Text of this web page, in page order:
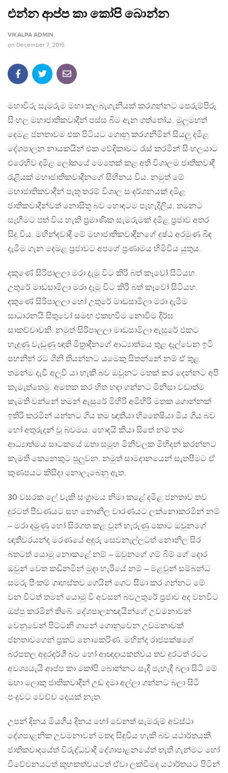
එන්න ආප්ප කා කෝපි බොන්න
VIKALPA ADMIN
on December 7, 2015
මහාවිරු සැමරුම මහා කලබැගැනියක් කරගන්නට පෙරුම්පිරූ
සිංහල මහාජාතිකවාදීන් පස්ස බිම ඇන ගත්තෝය. මුලුමහත්
දෙමළ ජනතාවම එක පිටියට ගොනු කරගනිමින් සියලු දමිළ
දේශපාලන නායකයින් එක වේදිකාවට ‍රැස් කරමින් සිංහලයාට
එරෙහිව දමිළ ලෝකයේ මෙතෙක් කළ අති විශාලම ජාතිකවාදී
‍රැළියක් මහාජාතිකවාදීනගේ සිහිනය විය. නමුත් මේ
මහාජාතිකවාදීන් පැතූ තරම් විශාල සංදර්ශනයක් දමිළ
ජාතිකවාදීන්වත් නොසිතූ බව හොඳටම පැහැදිලිය. තමනට
සෑහීමට පත් විය හැකි ප්‍රමාණික සැමරුමක් දමිළ ප්‍රජාව අතර
සිදු විය. මහින්දවාදී මේ මහාජාතිකවාදීනගේ දුෂ්ඨ අරමුණ බිඳ
දැමීම ගැන දෙමළ ප්‍රජාවට අපගේ ප්‍රණාමය හිමිවිය යුතුය.
දකුණේ සිරිපාලලා මරා දැමූ විට කිරි බත් කෑවෝ සිටියහ.
උතුරේ මාඩසාමිලා මරා දෑමූ විට කිරි බත් කෑවෝ සිටියහ.
දකුණේ සිරිපාලලා හෝ උතුරේ මාඩසාමිලා මරා දැමීම
සාධාරනයි සිතුවෝ සමඟ එකඟවීම නොවීම දීර්ඝ
සාකච්චාවකි. නමුත් සිරිපාලලා මාඩසාමිලා ඇසුරේ එකට
හැදුණු වැඩුණු ඥාති මිත්‍රාදීනගේ ආධ්‍යාත්මය තුළ දැල්වෙන ඉටි
පහනින් රට ගිනි තියන්නට යමෙකු සිතන්නේ නම් ඒ තුළ
තමන්ම දැවී අලුවී යා හැකි බව ඔවුනට මතක් කර දෙන්නට අපි
කැමැත්තෙමු. අමතක කර හිත හදා ගන්නට මිනිසා වඩාත්ම
කැමති වන්නේ තමන් ඇසුරේ මිහිරි අමිහිරි මතක ගොන්නක්
ඉතිරි කරමින් යන්නට ගිය තම ඥාතියා හිතෛෂියා මිය ගිය බව
හෝ අතුරුදන් වූ බවමය. හොඳයි කියා සිතේ නම් තම
ආධ්‍යාත්මය සාටකයේ ඔතා සමූහ මිනීවලක මිහිදන් කරන්නට
කැමති කෙනෙකුට පුලුවන. නමුත් සාමදානයෙන් සැතපීමට ඒ
කුණපයට කිසිදා නොලැබෙනු ඇත.
30 වසරක ලේ වැකි සංග්‍රාමය නිමා කළේ දමිළ ජනතාව තව
දුරටත් පීඩණයට සහ නොනිල වාරණයට ලක්නොකරමින් නම්
– මරා දමුණු හෝ සිරගත කළ වුන් හැරුණු කොට ඔවුනගේ
ඥාතිවරයන්ද මරණයේ අඳුරු සෙවනැල්ලටත් නොනිල සිර
බතටත් යොමු නොකළේ නම් – ඔවුනගේ ගම් බිම් ගේ දොර
ඔවුන් වෙත කඩිනමින් මුදා හැරියේ නම් – මළවුන් සම්බන්ධ
සමරු පිංකම් ගෘහස්තව ගෙයින් ගෙට සීමා කර ගන්නට මේ
වන විටත් තමන් යොමු වී අවසන් බවඋතුරේ ප්‍රජාව අද වනවිට
ඔප්පු කරමින් තිබේ. දේශපාලනඥයින්ගේ උවමනාවන්
වෙනුවෙන් පිට්ටනි ගානේ ගොනුවෙන උවමනාවක්
ජනතාවගෙන් ප්‍රකට නොකෙරිණ. මහින්ද රාජපක්ෂගේ
බරපතල අදූරදර්ශී බව හෝ ආඥාදායකත්වය තව දුරටත් රටට
අවශ්‍යයැයි ආප්ප කා කෝපි බොන්නට සැදී පැහැදී බලා සිටි මේ
මහා ලොකු ජාතිකවාදීන් උඩ දමා අල්ලා ගන්නට බලා සිටි
පංදුවට වෙච්ච දෙයක් නැත.
උපන් දිනය මියගිය දිනය හෝ වෙනත් සැමරුම් අවස්ථා
දේශපාළනික උවමනාවන් මතද සිදුවිය හැකි බව යථාර්තයකි.
ජාතිකවාදයේත් විරුද්ධවාදී දේශාපාළනයේත් තැති ගැන්මට හෝ
විවේචනයටත් කුහකත්වයටත් ඒවා ලක්වීමද යථාර්තයට පිටින්